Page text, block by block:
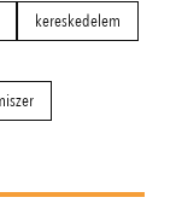
kereskedelem